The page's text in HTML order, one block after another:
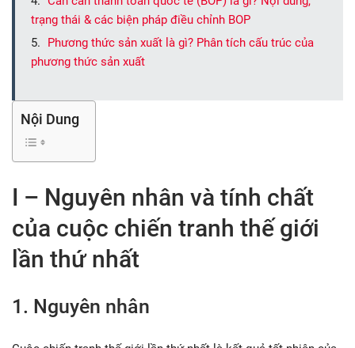
trạng thái & các biện pháp điều chỉnh BOP
Phương thức sản xuất là gì? Phân tích cấu trúc của
phương thức sản xuất
Nội Dung
I – Nguyên nhân và tính chất
của cuộc chiến tranh thế giới
lần thứ nhất
1. Nguyên nhân